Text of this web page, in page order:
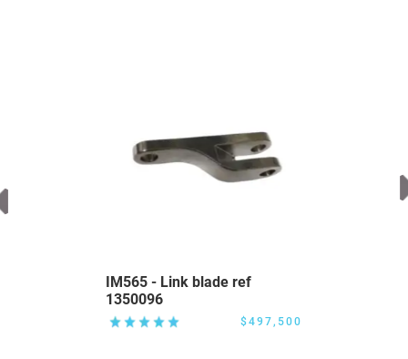
IM565 - Link blade ref
1350096
$497,500